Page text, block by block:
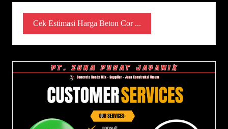
Cek Estimasi Harga Beton Cor ...